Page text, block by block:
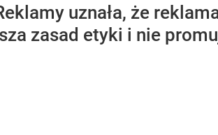
uznała, że
zasad etyki i nie